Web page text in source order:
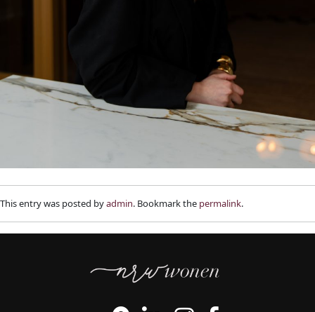
This entry was posted byadmin. Bookmark the permalink.